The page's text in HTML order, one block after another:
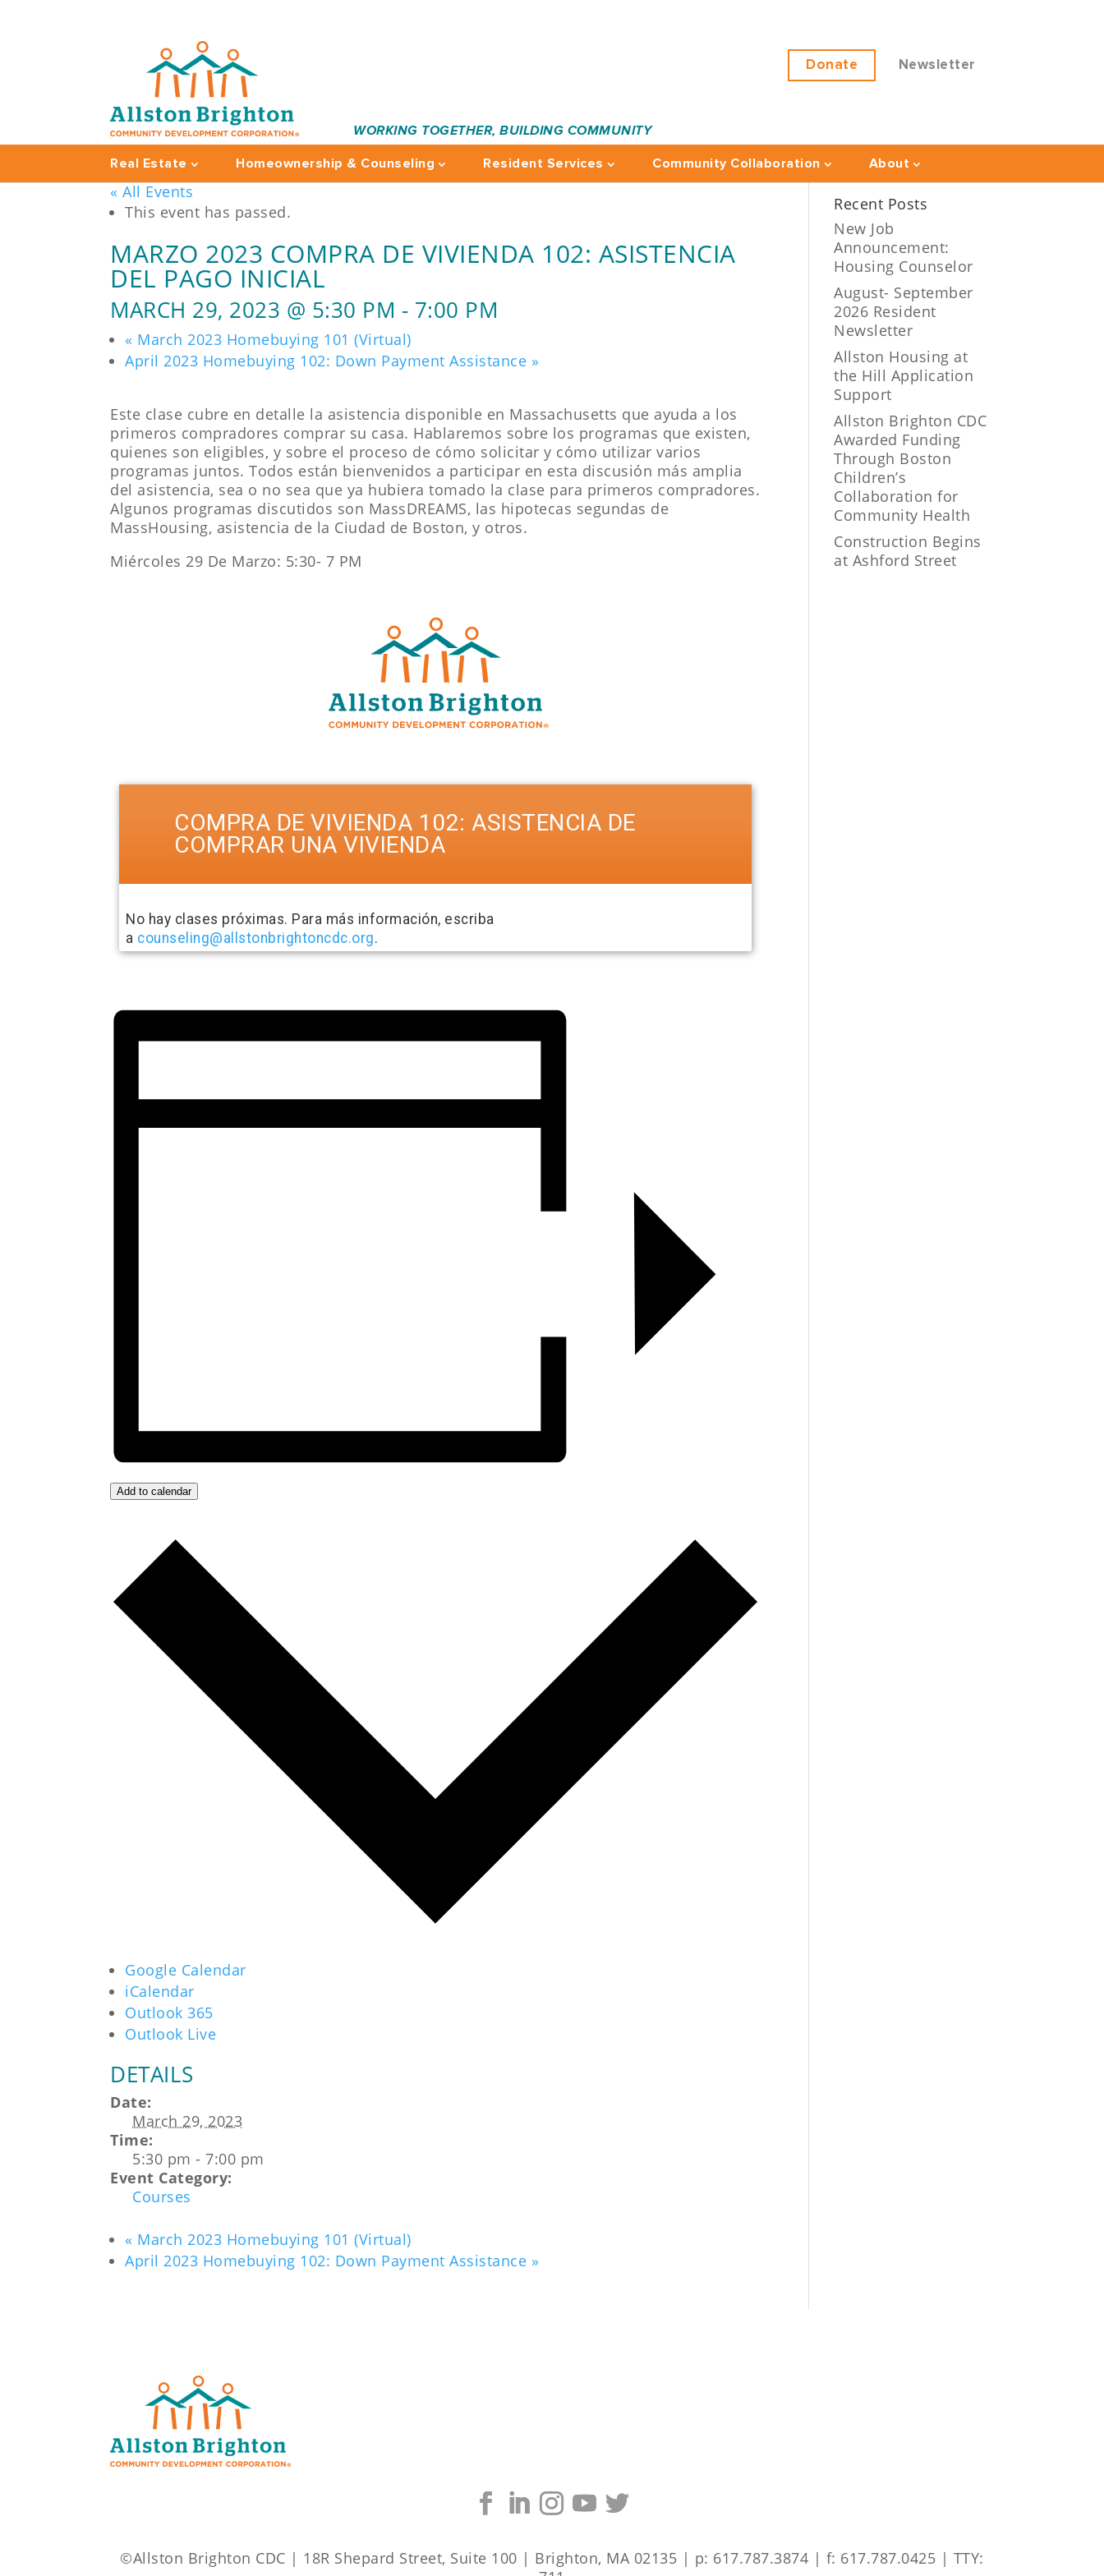
WORKING TOGETHER, BUILDING COMMUNITY
Donate Newsletter
Real Estate Homeownership & Counseling Resident Services Community Collaboration About
« All Events
This event has passed.
MARZO 2023 COMPRA DE VIVIENDA 102: ASISTENCIA
DEL PAGO INICIAL
MARCH 29, 2023 @ 5:30 PM - 7:00 PM
« March 2023 Homebuying 101 (Virtual)
April 2023 Homebuying 102: Down Payment Assistance »
Este clase cubre en detalle la asistencia disponible en Massachusetts que ayuda a los
primeros compradores comprar su casa. Hablaremos sobre los programas que existen,
quienes son eligibles, y sobre el proceso de cómo solicitar y cómo utilizar varios
programas juntos. Todos están bienvenidos a participar en esta discusión más amplia
del asistencia, sea o no sea que ya hubiera tomado la clase para primeros compradores.
Algunos programas discutidos son MassDREAMS, las hipotecas segundas de
MassHousing, asistencia de la Ciudad de Boston, y otros.
Miércoles 29 De Marzo: 5:30- 7 PM
COMPRA DE VIVIENDA 102: ASISTENCIA DE
COMPRAR UNA VIVIENDA
No hay clases próximas. Para más información, escriba
a counseling@allstonbrightoncdc.org.
Add to calendar
Google Calendar
iCalendar
Outlook 365
Outlook Live
DETAILS
Date:
March 29, 2023
Time:
5:30 pm - 7:00 pm
Event Category:
Courses
« March 2023 Homebuying 101 (Virtual)
April 2023 Homebuying 102: Down Payment Assistance »
Recent Posts
New Job
Announcement:
Housing Counselor
August- September
2026 Resident
Newsletter
Allston Housing at
the Hill Application
Support
Allston Brighton CDC
Awarded Funding
Through Boston
Children’s
Collaboration for
Community Health
Construction Begins
at Ashford Street
©Allston Brighton CDC | 18R Shepard Street, Suite 100 | Brighton, MA 02135 | p: 617.787.3874 | f: 617.787.0425 | TTY: